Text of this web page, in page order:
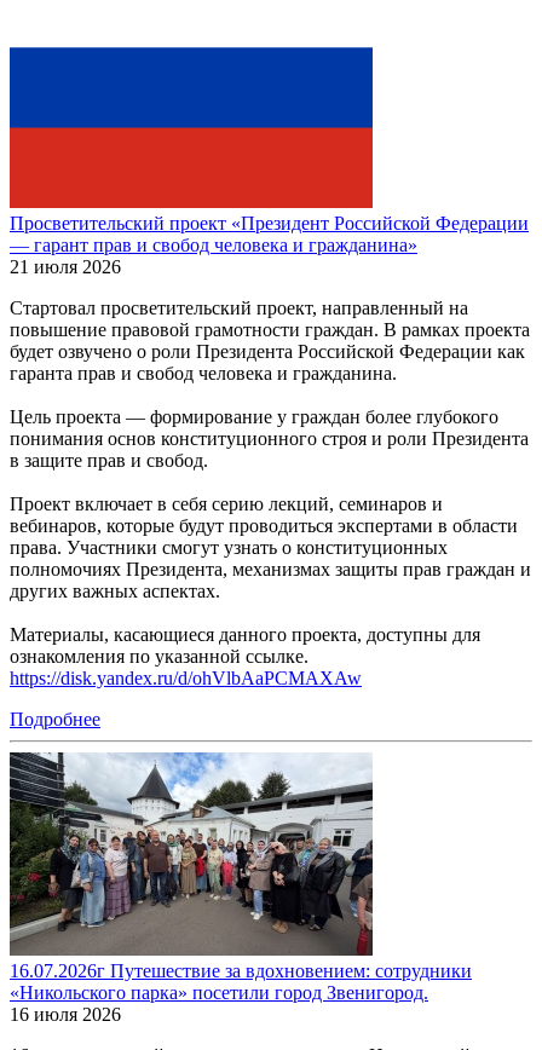
Просветительский проект «Президент Российской Федерации
— гарант прав и свобод человека и гражданина»
21 июля 2026
Стартовал просветительский проект, направленный на
повышение правовой грамотности граждан. В рамках проекта
будет озвучено о роли Президента Российской Федерации как
гаранта прав и свобод человека и гражданина.
Цель проекта — формирование у граждан более глубокого
понимания основ конституционного строя и роли Президента
в защите прав и свобод.
Проект включает в себя серию лекций, семинаров и
вебинаров, которые будут проводиться экспертами в области
права. Участники смогут узнать о конституционных
полномочиях Президента, механизмах защиты прав граждан и
других важных аспектах.
Материалы, касающиеся данного проекта, доступны для
ознакомления по указанной ссылке.
https://disk.yandex.ru/d/ohVlbAaPCMAXAw
Подробнее
16.07.2026г Путешествие за вдохновением: сотрудники
«Никольского парка» посетили город Звенигород.
16 июля 2026